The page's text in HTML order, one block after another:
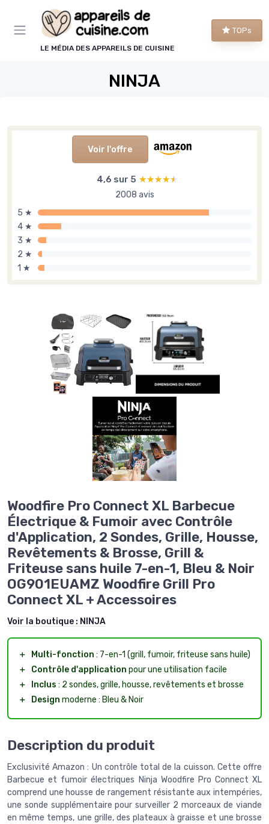
LE MÉDIA DES APPAREILS DE CUISINE
TOPs
NINJA
Voir l'offre
4,6 sur 5 ★★★★★
★★★★★
2008 avis
5 ★
4 ★
3 ★
2 ★
1 ★
Woodfire Pro Connect XL Barbecue
Électrique & Fumoir avec Contrôle
d'Application, 2 Sondes, Grille, Housse,
Revêtements & Brosse, Grill &
Friteuse sans huile 7-en-1, Bleu & Noir
OG901EUAMZ Woodfire Grill Pro
Connect XL + Accessoires
Voir la boutique : NINJA
＋ Multi-fonction : 7-en-1 (grill, fumoir, friteuse sans huile)
＋
Contrôle d'application pour une utilisation facile
＋
Inclus : 2 sondes, grille, housse, revêtements et brosse
＋
Design moderne : Bleu & Noir
Description du produit
Exclusivité Amazon : Un contrôle total de la cuisson. Cette offre
Barbecue et fumoir électriques Ninja Woodfire Pro Connect XL
comprend une housse de rangement résistante aux intempéries,
une sonde supplémentaire pour surveiller 2 morceaux de viande
en même temps, une grille, des plateaux à graisse et une brosse
Panneau de gestion des cookies